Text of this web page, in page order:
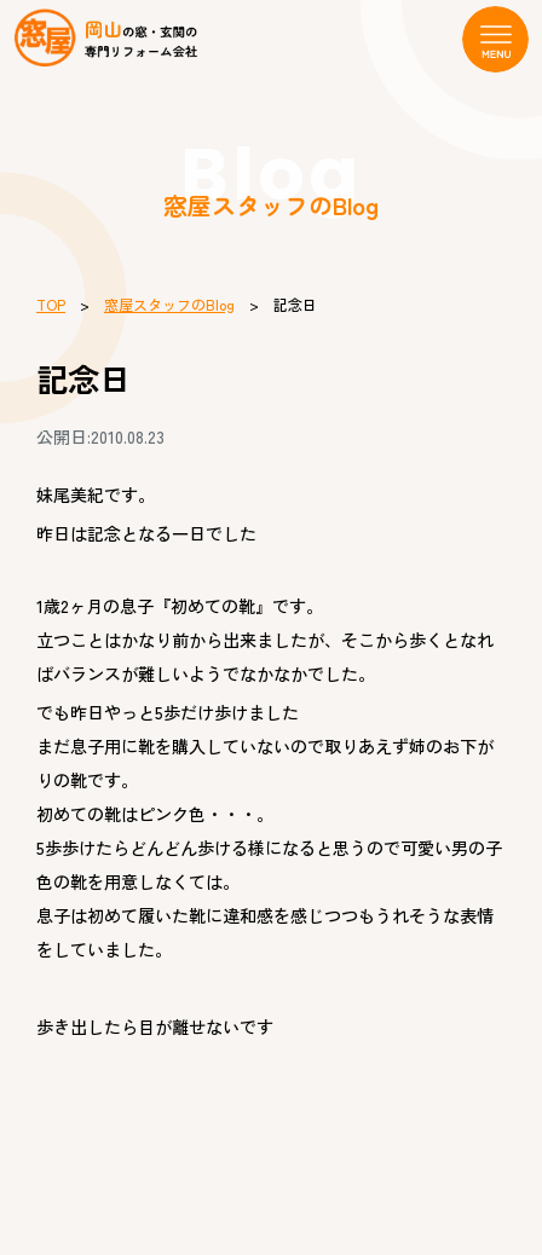
Blog
窓屋スタッフのBlog
TOP > 窓屋スタッフのBlog > 記念日
記念日
公開日:2010.08.23
妹尾美紀です。
昨日は記念となる一日でした
1歳2ヶ月の息子『初めての靴』です。
立つことはかなり前から出来ましたが、そこから歩くとなれ
ばバランスが難しいようでなかなかでした。
でも昨日やっと5歩だけ歩けました
まだ息子用に靴を購入していないので取りあえず姉のお下が
りの靴です。
初めての靴はピンク色・・・。
5歩歩けたらどんどん歩ける様になると思うので可愛い男の子
色の靴を用意しなくては。
息子は初めて履いた靴に違和感を感じつつもうれそうな表情
をしていました。
歩き出したら目が離せないです